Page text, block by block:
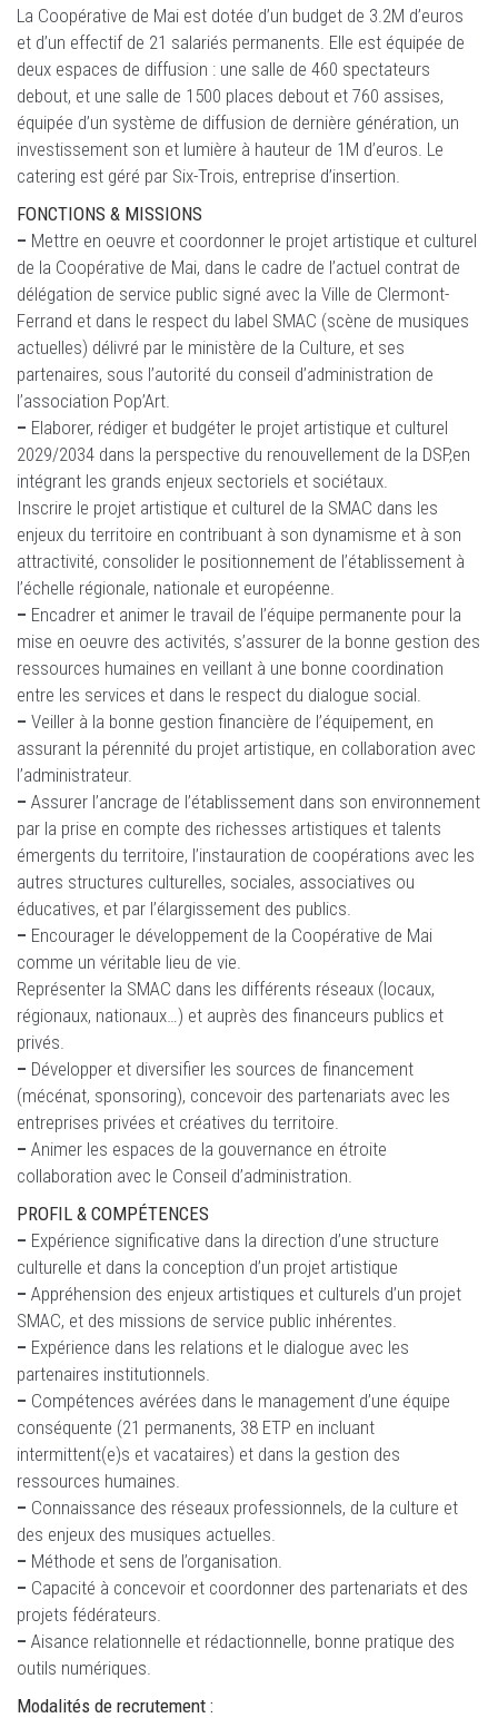
La Coopérative de Mai est dotée d’un budget de 3.2M d’euros
et d’un effectif de 21 salariés permanents. Elle est équipée de
deux espaces de diffusion : une salle de 460 spectateurs
debout, et une salle de 1500 places debout et 760 assises,
équipée d’un système de diffusion de dernière génération, un
investissement son et lumière à hauteur de 1M d’euros. Le
catering est géré par Six-Trois, entreprise d’insertion.
FONCTIONS & MISSIONS
– Mettre en oeuvre et coordonner le projet artistique et culturel
de la Coopérative de Mai, dans le cadre de l’actuel contrat de
délégation de service public signé avec la Ville de Clermont-
Ferrand et dans le respect du label SMAC (scène de musiques
actuelles) délivré par le ministère de la Culture, et ses
partenaires, sous l’autorité du conseil d’administration de
l’association Pop’Art.
– Elaborer, rédiger et budgéter le projet artistique et culturel
2029/2034 dans la perspective du renouvellement de la DSP,en
intégrant les grands enjeux sectoriels et sociétaux.
Inscrire le projet artistique et culturel de la SMAC dans les
enjeux du territoire en contribuant à son dynamisme et à son
attractivité, consolider le positionnement de l’établissement à
l’échelle régionale, nationale et européenne.
– Encadrer et animer le travail de l’équipe permanente pour la
mise en oeuvre des activités, s’assurer de la bonne gestion des
ressources humaines en veillant à une bonne coordination
entre les services et dans le respect du dialogue social.
– Veiller à la bonne gestion financière de l’équipement, en
assurant la pérennité du projet artistique, en collaboration avec
l’administrateur.
– Assurer l’ancrage de l’établissement dans son environnement
par la prise en compte des richesses artistiques et talents
émergents du territoire, l’instauration de coopérations avec les
autres structures culturelles, sociales, associatives ou
éducatives, et par l’élargissement des publics.
– Encourager le développement de la Coopérative de Mai
comme un véritable lieu de vie.
Représenter la SMAC dans les différents réseaux (locaux,
régionaux, nationaux…) et auprès des financeurs publics et
privés.
– Développer et diversifier les sources de financement
(mécénat, sponsoring), concevoir des partenariats avec les
entreprises privées et créatives du territoire.
– Animer les espaces de la gouvernance en étroite
collaboration avec le Conseil d’administration.
PROFIL & COMPÉTENCES
– Expérience significative dans la direction d’une structure
culturelle et dans la conception d’un projet artistique
– Appréhension des enjeux artistiques et culturels d’un projet
SMAC, et des missions de service public inhérentes.
– Expérience dans les relations et le dialogue avec les
partenaires institutionnels.
– Compétences avérées dans le management d’une équipe
conséquente (21 permanents, 38 ETP en incluant
intermittent(e)s et vacataires) et dans la gestion des
ressources humaines.
– Connaissance des réseaux professionnels, de la culture et
des enjeux des musiques actuelles.
– Méthode et sens de l’organisation.
– Capacité à concevoir et coordonner des partenariats et des
projets fédérateurs.
– Aisance relationnelle et rédactionnelle, bonne pratique des
outils numériques.
Modalités de recrutement :